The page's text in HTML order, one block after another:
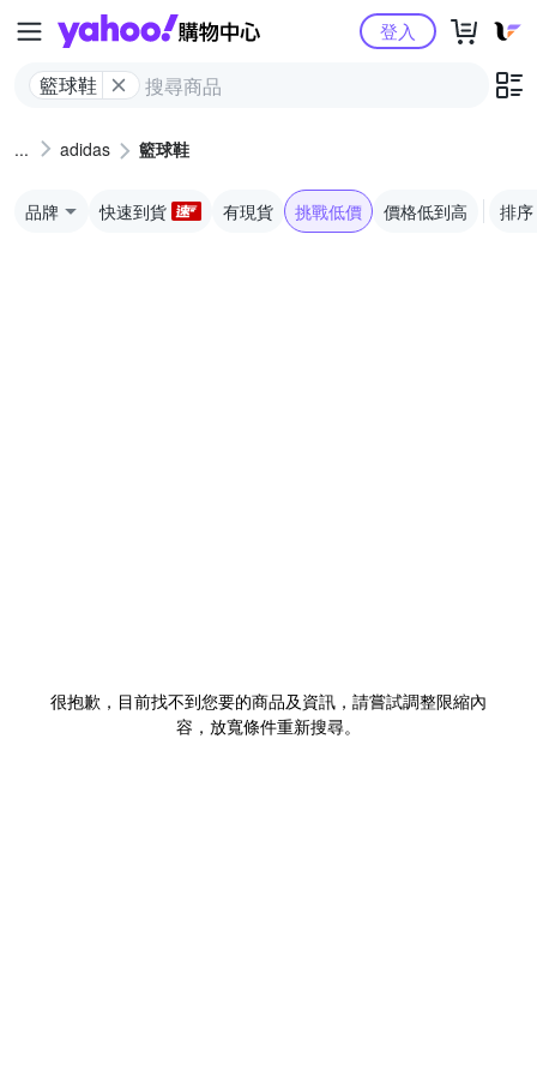
Yahoo購物中心
籃球鞋
登入
adidas 籃球鞋
品牌 快速到貨 有現貨 挑戰低價 價格低到高 排序
很抱歉，目前找不到您要的商品及資訊，請嘗試調整限縮內
容，放寬條件重新搜尋。